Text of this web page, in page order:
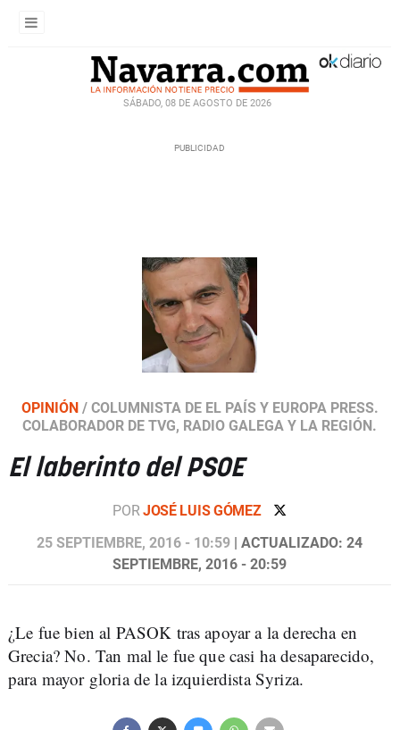
SÁBADO, 08 DE AGOSTO DE 2026
OPINIÓN / COLUMNISTA DE EL PAÍS Y EUROPA PRESS.
COLABORADOR DE TVG, RADIO GALEGA Y LA REGIÓN.
El laberinto del PSOE
PORJOSÉ LUIS GÓMEZ
25 SEPTIEMBRE, 2016 - 10:59 | ACTUALIZADO: 24
SEPTIEMBRE, 2016 - 20:59
¿Le fue bien al PASOK tras apoyar a la derecha en
Grecia? No. Tan mal le fue que casi ha desaparecido,
para mayor gloria de la izquierdista Syriza.